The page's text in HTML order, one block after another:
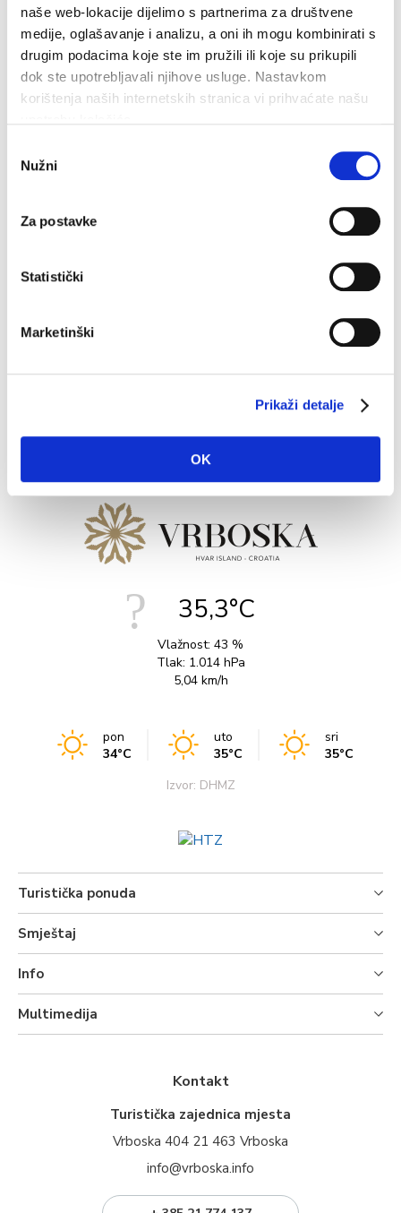
naše web-lokacije dijelimo s partnerima za društvene
medije, oglašavanje i analizu, a oni ih mogu kombinirati s
drugim podacima koje ste im pružili ili koje su prikupili
dok ste upotrebljavali njihove usluge. Nastavkom
korištenja naših internetskih stranica vi prihvaćate našu
pristanka
Nužni
Za postavke
Statistički
Marketinški
Prikaži detalje
OK
Suveniri sa Otoka lavande
aromatičan užitak u Lipnju i Srpnju kada je lavanda u
punome...
35,3°C
Vlažnost: 43 %
Tlak: 1.014 hPa
5,04 km/h
pon
34°C
uto
35°C
sri
35°C
Izvor: DHMZ
Turistička ponuda
Smještaj
Info
Multimedija
Kontakt
Turistička zajednica mjesta
Vrboska 404 21 463 Vrboska
info@vrboska.info